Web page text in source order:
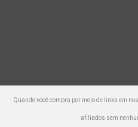
Quando você compra por meio de links em
afiliados sem